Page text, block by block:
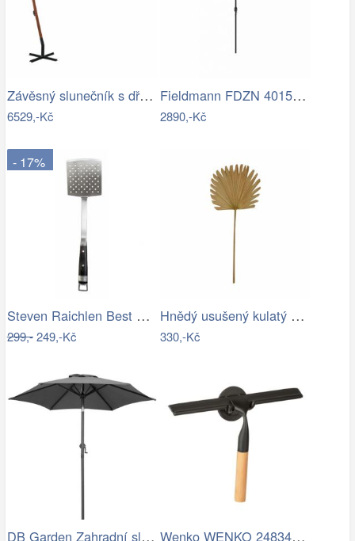
Závěsný slunečník s dřevěnou tyčí Ø 350…
6529,-Kč
Fieldmann FDZN 4015 krémová
2890,-Kč
- 17%
Steven Raichlen Best of Barbecue…
299,-249,-Kč
Hnědý usušený kulatý dekorativní list…
330,-Kč
DB Garden Zahradní slunečník Diane… Wenko WENKO 24834100 - Stěrka BAMBUSa…